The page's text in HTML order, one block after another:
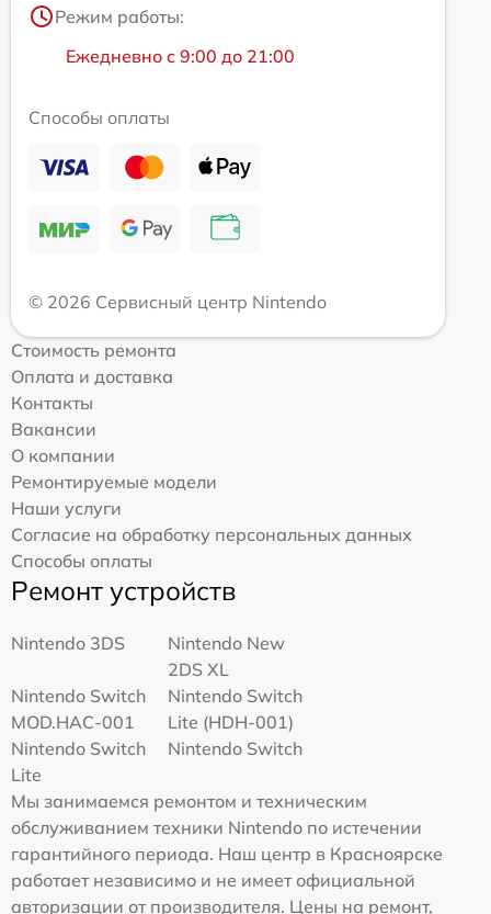
Режим работы:
Ежедневно с 9:00 до 21:00
Способы оплаты
© 2026 Сервисный центр Nintendo
Стоимость ремонта
Оплата и доставка
Контакты
Вакансии
О компании
Ремонтируемые модели
Наши услуги
Согласие на обработку персональных данных
Способы оплаты
Ремонт устройств
Nintendo 3DS
Nintendo New
2DS XL
Nintendo Switch
MOD.HAC-001
Nintendo Switch
Lite (HDH-001)
Nintendo Switch
Lite
Nintendo Switch
Мы занимаемся ремонтом и техническим
обслуживанием техники Nintendo по истечении
гарантийного периода. Наш центр в Красноярске
работает независимо и не имеет официальной
авторизации от производителя. Цены на ремонт,